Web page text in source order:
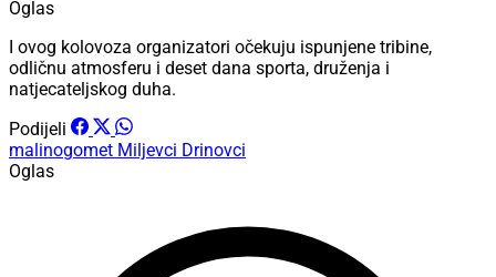
Oglas
I ovog kolovoza organizatori očekuju ispunjene tribine,
odličnu atmosferu i deset dana sporta, druženja i
natjecateljskog duha.
Podijeli
malinogomet Miljevci Drinovci
Oglas